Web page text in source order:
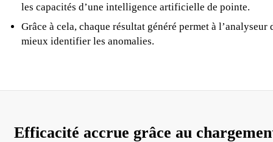
les capacités d’une intelligence artificielle de pointe.
Grâce à cela, chaque résultat généré permet à l’analyseur
mieux identifier les anomalies.
Efficacité accrue grâce au